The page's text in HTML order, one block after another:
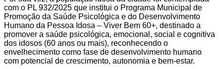
com o PL 932/2025 que institui o Programa Municipal de
Promoção da Saúde Psicológica e do Desenvolvimento
Humano da Pessoa Idosa – Viver Bem 60+, destinado a
promover a saúde psicológica, emocional, social e cognitiva
dos idosos (60 anos ou mais), reconhecendo o
envelhecimento como fase de desenvolvimento humano
com potencial de crescimento, autonomia e bem-estar.